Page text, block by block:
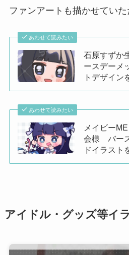
ファンアートも描かせていた
あわせて読みたい
石原すずか
ースデーメ
トデザイン
あわせて読みたい
メイビー
会様 バー
ドイラスト
アイドル・グッズ等イ